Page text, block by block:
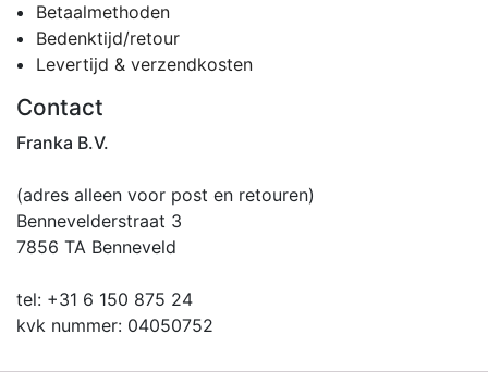
Betaalmethoden
Bedenktijd/retour
Levertijd & verzendkosten
Contact
Franka B.V.
(adres alleen voor post en retouren)
Bennevelderstraat 3
7856 TA Benneveld
tel: +31 6 150 875 24
kvk nummer: 04050752